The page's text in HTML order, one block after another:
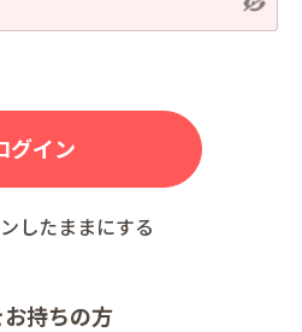
したままにする
持ちの方